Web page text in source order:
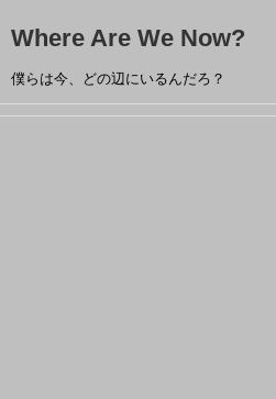
Where Are We Now?
僕らは今、どの辺にいるんだろ？